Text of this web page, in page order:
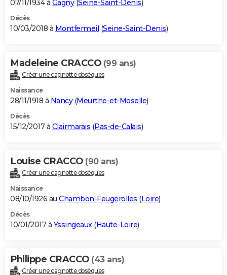
07/11/1934 à Gagny(Seine-Saint-Denis)
Décès
10/03/2018 à Montfermeil (Seine-Saint-Denis)
Madeleine CRACCO (99 ans)
Créer une cagnotte obsèques
Naissance
28/11/1918 à Nancy(Meurthe-et-Moselle)
Décès
15/12/2017 à Clairmarais (Pas-de-Calais)
Louise CRACCO (90 ans)
Créer une cagnotte obsèques
Naissance
08/10/1926 au Chambon-Feugerolles (Loire)
Décès
10/01/2017 à Yssingeaux(Haute-Loire)
Philippe CRACCO (43 ans)
Créer une cagnotte obsèques